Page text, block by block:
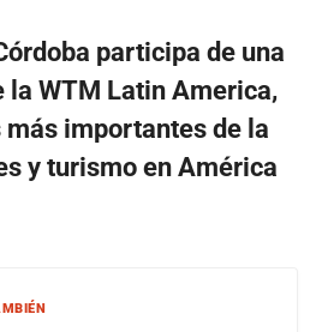
participa de una
la WTM Latin America,
importantes de la
y turismo en América